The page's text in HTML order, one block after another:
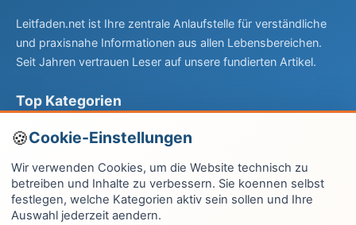
Leitfaden.net ist Ihre zentrale Anlaufstelle für verständliche
und praxisnahe Informationen aus allen Lebensbereichen.
Seit Jahren vertrauen Leser auf unsere fundierten Artikel.
Top Kategorien
Computer & EDV
Haus & Garten
Fitness & Gesundheit
Wissen & Lernen
Cookie-Einstellungen
Wir verwenden Cookies, um die Website technisch zu
betreiben und Inhalte zu verbessern. Sie koennen selbst
festlegen, welche Kategorien aktiv sein sollen und Ihre
Auswahl jederzeit aendern.